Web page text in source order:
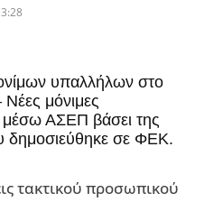
υπαλλήλων στο
Νέες μόνιμες
ΑΣΕΠ βάσει της
σε ΦΕΚ.
τακτικού προσωπικού